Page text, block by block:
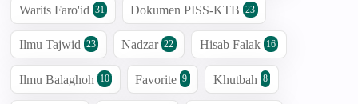
Warits Faro'id 31 Dokumen PISS-KTB 23
Ilmu Tajwid 23 Nadzar 22 Hisab Falak 16
Ilmu Balaghoh 10 Favorite 9 Khutbah 8